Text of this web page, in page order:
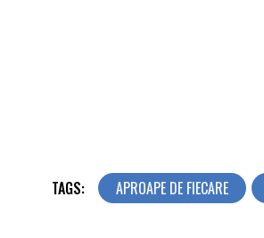
TAGS: APROAPE DE FIECARE